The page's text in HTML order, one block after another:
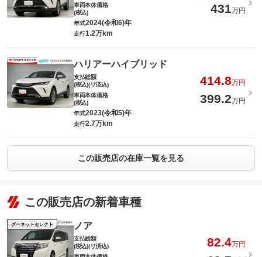
車両本体価格
(税込)
431万円
年式2024(令和6)年
走行1.2万km
ハリアーハイブリッド
支払総額
(税込)(リ済込)
414.8万円
車両本体価格
(税込)
399.2万円
年式2023(令和5)年
走行2.7万km
この販売店の在庫一覧を見る
この販売店の新着車種
グーネットセレクト ノア
支払総額
(税込)(リ済込)
82.4万円